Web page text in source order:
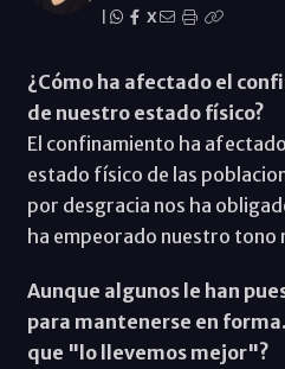
X
¿Cómo ha afectado el
de nuestro estado físico?
El confinamiento ha
estado físico de las
por desgracia nos ha
ha empeorado nuestro tono
Aunque algunos le han
para mantenerse en
que "lo llevemos mejor"?